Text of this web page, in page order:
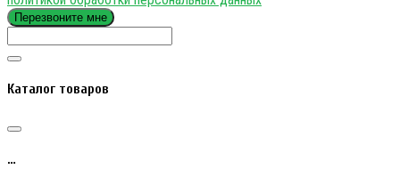
Перезвоните мне
Каталог товаров
…